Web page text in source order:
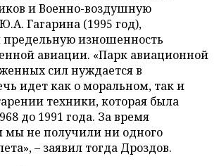
и Военно-воздушную
Гагарина (1995 год),
предельную изношенность
авиации. «Парк авиационной
сил нуждается в
идет как о моральном, так и
техники, которая была
до 1991 года. За время
мы не получили ни одного
– заявил тогда Дроздов.